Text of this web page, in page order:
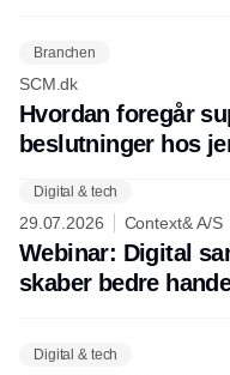
Branchen
SCM.dk
Hvordan foregår
beslutninger hos
Digital & tech
29.07.2026 Context& A/S
Webinar: Digital
skaber bedre
Digital & tech